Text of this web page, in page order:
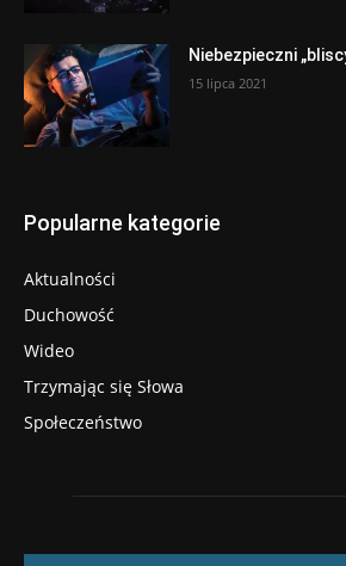
Niebezpieczni
15 lipca 2021
Popularne kategorie
Aktualności
Duchowość
Wideo
Trzymając się Słowa
Społeczeństwo